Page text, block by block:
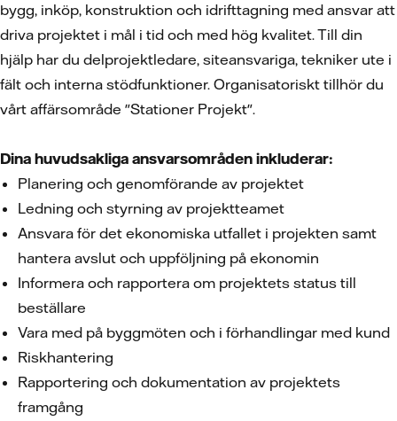
bygg, inköp, konstruktion och idrifttagning med ansvar att
driva projektet i mål i tid och med hög kvalitet. Till din
hjälp har du delprojektledare, siteansvariga, tekniker ute i
fält och interna stödfunktioner. Organisatoriskt tillhör du
vårt affärsområde "Stationer Projekt".
Dina huvudsakliga ansvarsområden inkluderar:
Planering och genomförande av projektet
Ledning och styrning av projektteamet
Ansvara för det ekonomiska utfallet i projekten samt
hantera avslut och uppföljning på ekonomin
Informera och rapportera om projektets status till
beställare
Vara med på byggmöten och i förhandlingar med kund
Riskhantering
Rapportering och dokumentation av projektets
framgång